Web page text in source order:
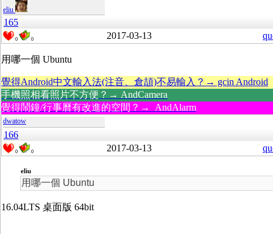
eliu
165
0 0 2017-03-13
用哪一個 Ubuntu
覺得Android中文輸入法(注音、倉頡)不易輸入？→ gcin Android
手機照相看照片不方便？→ AndCamera
覺得鬧鐘/行事曆有改進的空間？→ AndAlarm
dwatow
166
0 0 2017-03-13
eliu
用哪一個 Ubuntu
16.04LTS 桌面版 64bit